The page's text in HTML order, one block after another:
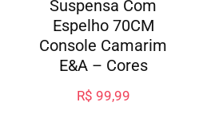
Suspensa Com
Espelho 70CM
Console Camarim
E&A – Cores
R$ 99,99